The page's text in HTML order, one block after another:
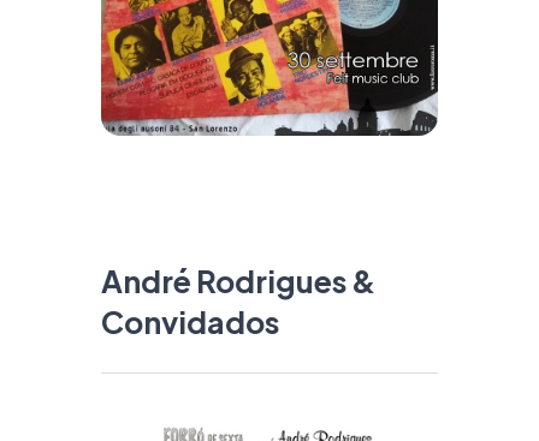
André Rodrigues &
Convidados